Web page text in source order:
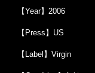
【Year】2006
【Press】US
【Label】Virgin